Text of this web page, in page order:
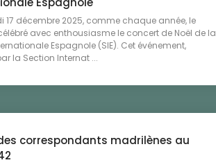
17 décembre 2025, comme chaque année, le
avec enthousiasme le concert de Noël de la
Espagnole (SIE). Cet événement,
la Section Internat ...
correspondants madrilènes au